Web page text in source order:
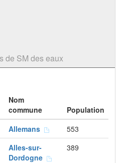
de SM des eaux
Nom
commune
Population
Allemans
553
Alles-sur-
Dordogne
389